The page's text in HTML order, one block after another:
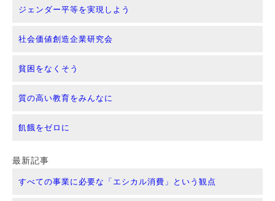
ジェンダー平等を実現しよう
社会価値創造企業研究会
貧困をなくそう
質の高い教育をみんなに
飢餓をゼロに
最新記事
すべての事業に必要な「エシカル消費」という観点